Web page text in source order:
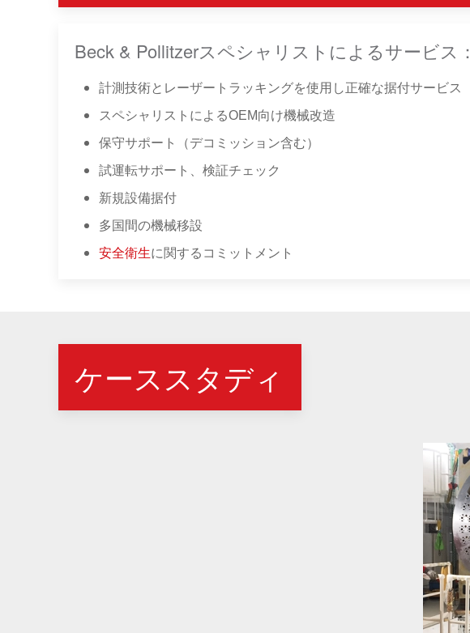
Beck & Pollitzerスペシャリストによるサービス：
計測技術とレーザートラッキングを使用し正確な据付サービス
スペシャリストによるOEM向け機械改造
保守サポート（デコミッション含む）
試運転サポート、検証チェック
新規設備据付
多国間の機械移設
安全衛生に関するコミットメント
ケーススタディ